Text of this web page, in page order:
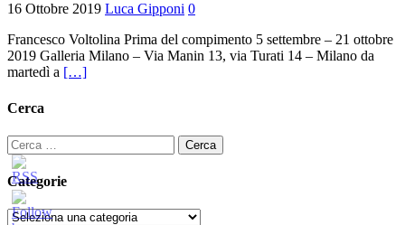
16 Ottobre 2019 Luca Gipponi 0
Francesco Voltolina Prima del compimento 5 settembre – 21 ottobre
2019 Galleria Milano – Via Manin 13, via Turati 14 – Milano da
martedì a […]
Cerca
Ricerca
per:
Categorie
Categorie